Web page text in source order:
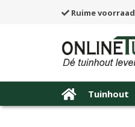
Ruime voorraad
Tuinhout